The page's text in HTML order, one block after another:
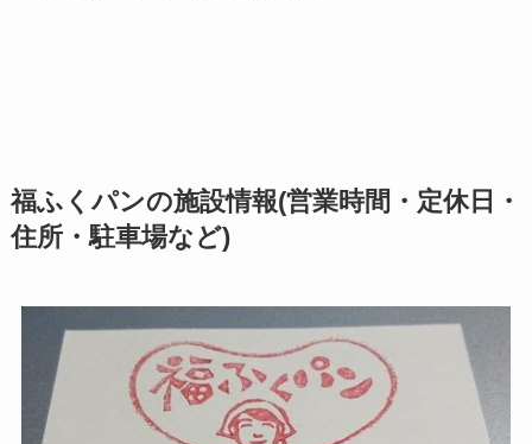
福ふくパンの施設情報(営業時間・定休日・
住所・駐車場など)